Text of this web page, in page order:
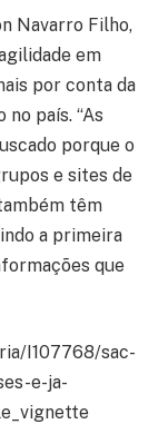
Navarro Filho,
em
por conta da
país. “As
porque o
e sites de
têm
a primeira
que
I107768/sac-
e-ja-